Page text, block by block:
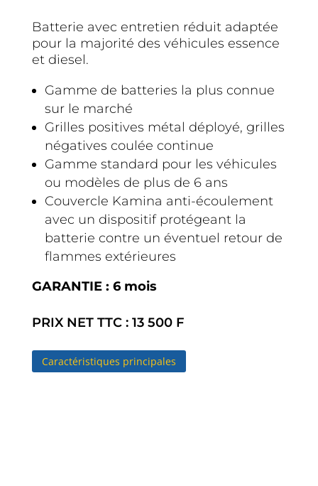
Batterie avec entretien réduit adaptée
pour la majorité des véhicules essence
et diesel.
Gamme de batteries la plus connue
sur le marché
Grilles positives métal déployé, grilles
négatives coulée continue
Gamme standard pour les véhicules
ou modèles de plus de 6 ans
Couvercle Kamina anti-écoulement
avec un dispositif protégeant la
batterie contre un éventuel retour de
flammes extérieures
GARANTIE : 6 mois
PRIX NET TTC : 13 500 F
Caractéristiques principales